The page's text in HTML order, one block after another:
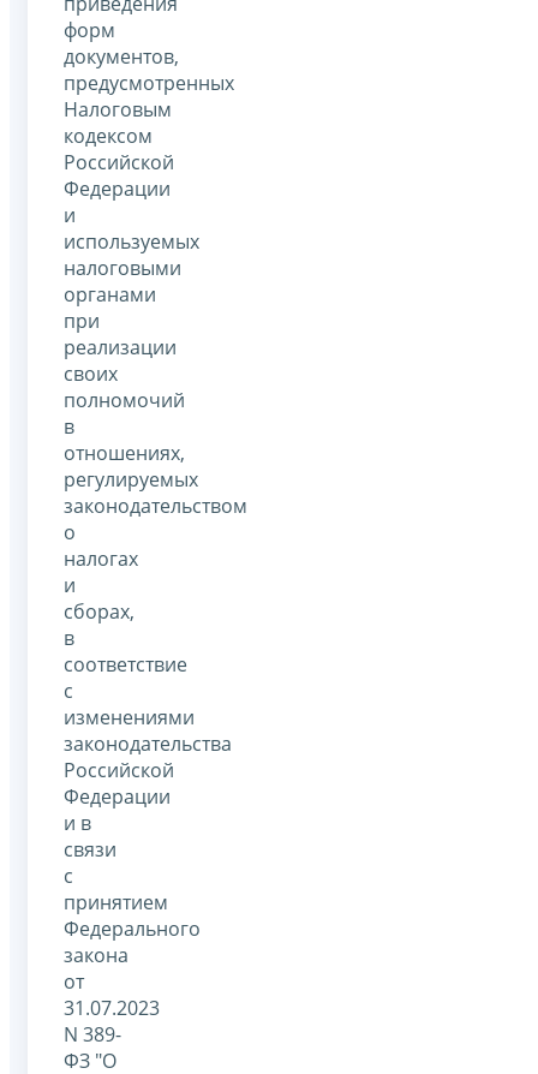
форм
документов,
предусмотренных
Налоговым
кодексом
Российской
Федерации
и
используемых
налоговыми
органами
при
реализации
своих
полномочий
в
отношениях,
регулируемых
законодательством
о
налогах
и
сборах,
в
соответствие
с
изменениями
законодательства
Российской
Федерации
и в
связи
с
принятием
Федерального
закона
от
31.07.2023
N 389-
ФЗ "О